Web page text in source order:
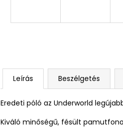
Leírás Beszélgetés
Eredeti póló az Underworld
Kiváló minőségű, fésült